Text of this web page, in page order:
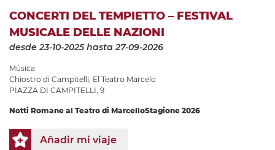
CONCERTI DEL TEMPIETTO – FESTIVAL
MUSICALE DELLE NAZIONI
desde 23-10-2025hasta 27-09-2026
Música
Chiostro di Campitelli, El Teatro Marcelo
PIAZZA DI CAMPITELLI, 9
Notti Romane al Teatro di MarcelloStagione 2026
Añadir mi viaje